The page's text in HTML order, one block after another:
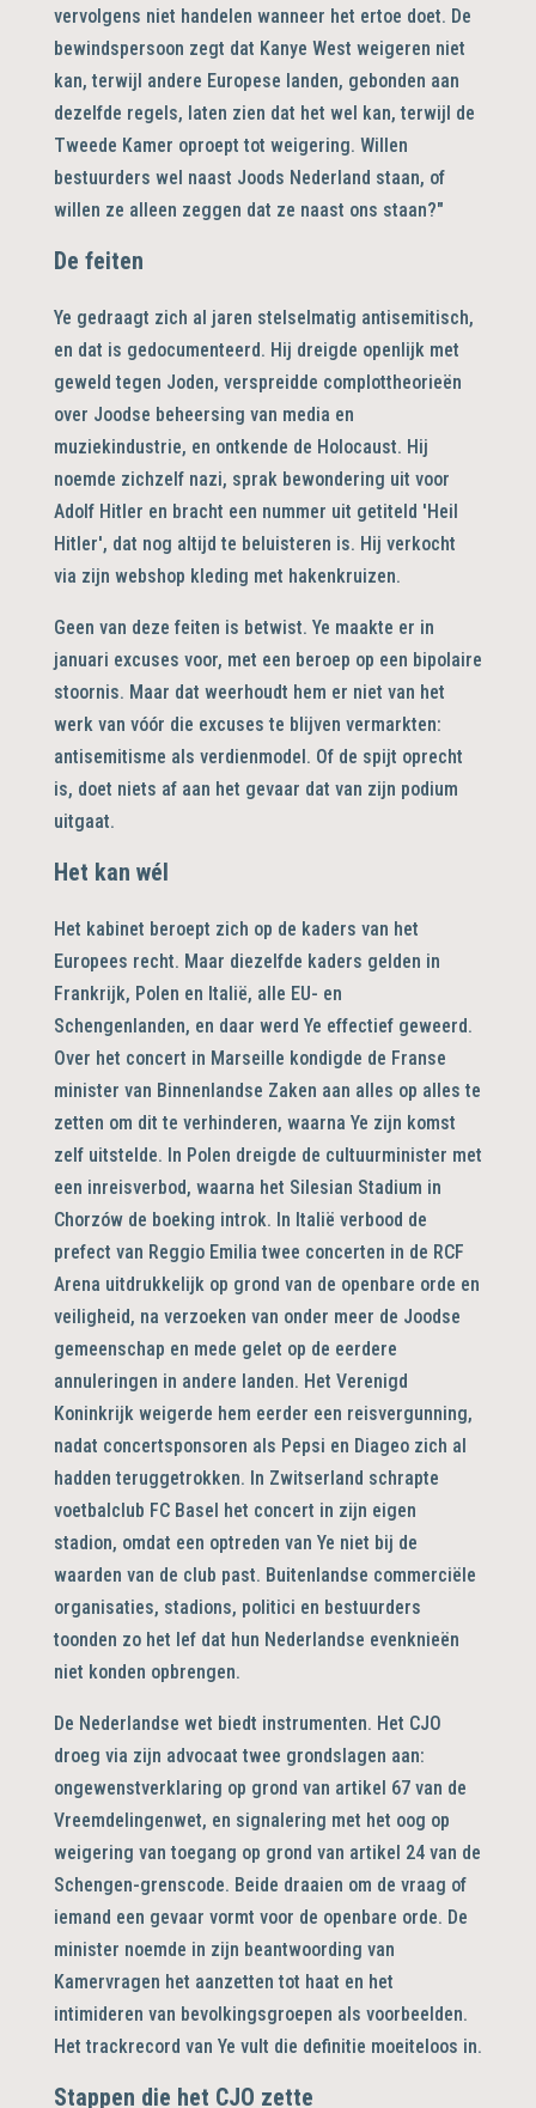
vervolgens niet handelen wanneer het ertoe doet. De
bewindspersoon zegt dat Kanye West weigeren niet
kan, terwijl andere Europese landen, gebonden aan
dezelfde regels, laten zien dat het wel kan, terwijl de
Tweede Kamer oproept tot weigering. Willen
bestuurders wel naast Joods Nederland staan, of
willen ze alleen zeggen dat ze naast ons staan?"
De feiten
Ye gedraagt zich al jaren stelselmatig antisemitisch,
en dat is gedocumenteerd. Hij dreigde openlijk met
geweld tegen Joden, verspreidde complottheorieën
over Joodse beheersing van media en
muziekindustrie, en ontkende de Holocaust. Hij
noemde zichzelf nazi, sprak bewondering uit voor
Adolf Hitler en bracht een nummer uit getiteld 'Heil
Hitler', dat nog altijd te beluisteren is. Hij verkocht
via zijn webshop kleding met hakenkruizen.
Geen van deze feiten is betwist. Ye maakte er in
januari excuses voor, met een beroep op een bipolaire
stoornis. Maar dat weerhoudt hem er niet van het
werk van vóór die excuses te blijven vermarkten:
antisemitisme als verdienmodel. Of de spijt oprecht
is, doet niets af aan het gevaar dat van zijn podium
uitgaat.
Het kan wél
Het kabinet beroept zich op de kaders van het
Europees recht. Maar diezelfde kaders gelden in
Frankrijk, Polen en Italië, alle EU- en
Schengenlanden, en daar werd Ye effectief geweerd.
Over het concert in Marseille kondigde de Franse
minister van Binnenlandse Zaken aan alles op alles te
zetten om dit te verhinderen, waarna Ye zijn komst
zelf uitstelde. In Polen dreigde de cultuurminister met
een inreisverbod, waarna het Silesian Stadium in
Chorzów de boeking introk. In Italië verbood de
prefect van Reggio Emilia twee concerten in de RCF
Arena uitdrukkelijk op grond van de openbare orde en
veiligheid, na verzoeken van onder meer de Joodse
gemeenschap en mede gelet op de eerdere
annuleringen in andere landen. Het Verenigd
Koninkrijk weigerde hem eerder een reisvergunning,
nadat concertsponsoren als Pepsi en Diageo zich al
hadden teruggetrokken. In Zwitserland schrapte
voetbalclub FC Basel het concert in zijn eigen
stadion, omdat een optreden van Ye niet bij de
waarden van de club past. Buitenlandse commerciële
organisaties, stadions, politici en bestuurders
toonden zo het lef dat hun Nederlandse evenknieën
niet konden opbrengen.
De Nederlandse wet biedt instrumenten. Het CJO
droeg via zijn advocaat twee grondslagen aan:
ongewenstverklaring op grond van artikel 67 van de
Vreemdelingenwet, en signalering met het oog op
weigering van toegang op grond van artikel 24 van de
Schengen-grenscode. Beide draaien om de vraag of
iemand een gevaar vormt voor de openbare orde. De
minister noemde in zijn beantwoording van
Kamervragen het aanzetten tot haat en het
intimideren van bevolkingsgroepen als voorbeelden.
Het trackrecord van Ye vult die definitie moeiteloos in.
Stappen die het CJO zette